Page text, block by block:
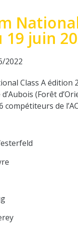
19 juin
2022
Class A édition
(Forêt
de